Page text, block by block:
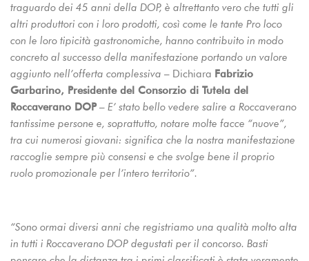
traguardo dei 45 anni della DOP, è altrettanto vero che tutti gli
altri produttori con i loro prodotti, così come le tante Pro loco
con le loro tipicità gastronomiche, hanno contribuito in modo
concreto al successo della manifestazione portando un valore
aggiunto nell’offerta complessiva – Dichiara Fabrizio
Garbarino, Presidente del Consorzio di Tutela del
Roccaverano DOP– E’ stato bello vedere salire a Roccaverano
tantissime persone e, soprattutto, notare molte facce “nuove”,
tra cui numerosi giovani: significa che la nostra manifestazione
raccoglie sempre più consensi e che svolge bene il proprio
ruolo promozionale per l’intero territorio”.
“Sono ormai diversi anni che registriamo una qualità molto alta
in tutti i Roccaverano DOP degustati per il concorso. Basti